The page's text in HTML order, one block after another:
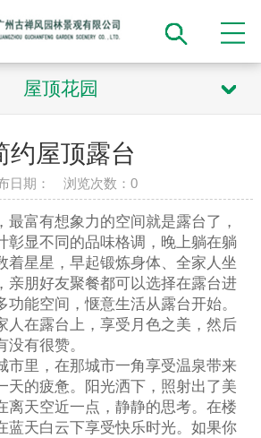
屋顶花园
约屋顶露台
日期： 浏览次数：0
富有想象力的空间就是露台了，
彰显不同的品味格调，晚上躺在躺
着星星，早起锻炼身体、全家人坐
亲朋好友聚餐都可以选择在露台进
功能空间，惬意生活从露台开始。
在露台上，享受月色之美，然后
有很赞。
里，在那城市一角享受温泉带来
天的疲惫。阳光洒下，照射出了美
离天空近一点，静静的思考。在楼
蓝天白云下享受快乐时光。如果你